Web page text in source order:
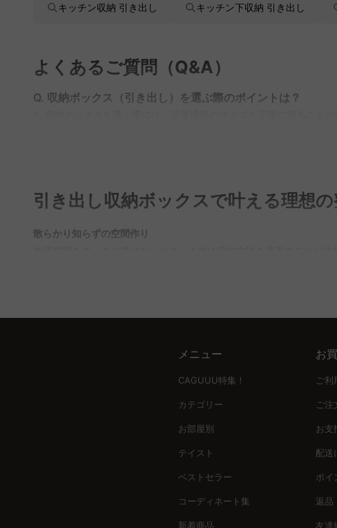
キッチン収納 引き出し キッチン下収納 引き出し
よくあるご質問（Q&A）
Q. 収納ボックス（引き出し）を選ぶ際のポイントは？
など多彩なデザインを取り揃えており、デザイン性と機能性を兼ね
Q. 引き出し収納のデメリットは？
引き出し収納ボックスで叶える理想
散らかり知らずの空間作り
収納ボックスは、機能だけでなくインテリアの一部としての役割も
リアコーディネートまで、ワクワクする家づくりができます。
整理整頓の新しいスタートを引き出し収納ボックスで始めてみまし
メニュー
CAGUUU特集！
カテゴリー
お部屋別
テイスト
ベストセラー
コーディネート集
新着商品
お
ご利
ご注
お支
配送
ポイ
返品
友達